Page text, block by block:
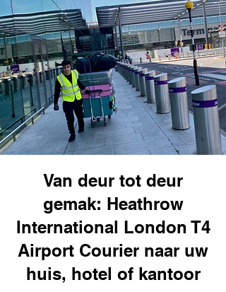
Van deur tot deur
gemak: Heathrow
International London T4
Airport Courier naar uw
huis, hotel of kantoor